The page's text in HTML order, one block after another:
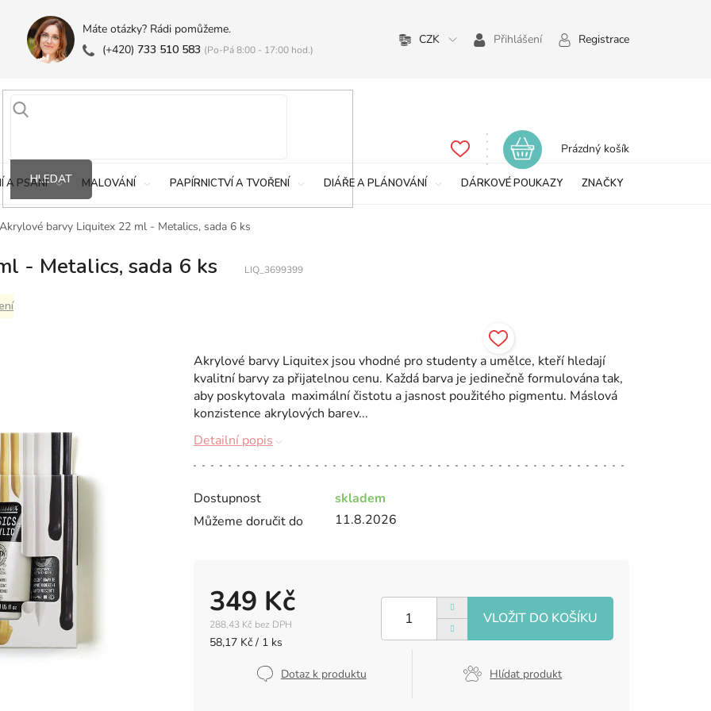
Máte otázky? Rádi pomůžeme.
(+420) 733 510 583 (Po-Pá 8:00 - 17:00 hod.)
CZK Přihlášení Registrace
HLEDAT
Nákupní
Prázdný košík
A PSANÍ MALOVÁNÍ PAPÍRNICTVÍ A TVOŘENÍ DIÁŘE A PLÁNOVÁNÍ DÁRKOVÉ POUKAZY ZNAČKY
Akrylové barvy Liquitex 22 ml - Metalics, sada 6 ks
- Metalics, sada 6 ks LIQ_3699399
Dostupnost
skladem
Můžeme doručit do
11.8.2026
349 Kč
288,43 Kč bez DPH
Měrná
58,17 Kč / 1 ks
Dotaz k produktu Hlídat produkt
Akrylové barvy Liquitex jsou vhodné pro studenty a umělce, kteří hledají
kvalitní barvy za přijatelnou cenu. Každá barva je jedinečně formulována tak,
aby poskytovala maximální čistotu a jasnost použitého pigmentu. Máslová
konzistence akrylových barev...
Detailní popis